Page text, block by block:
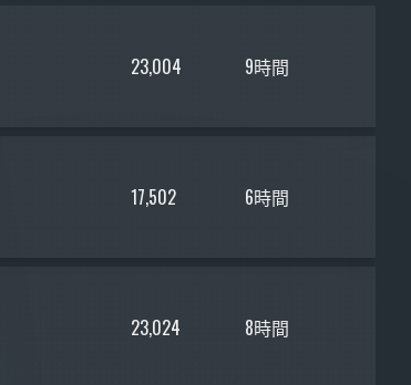
23,004 9時間
17,502 6時間
23,024 8時間